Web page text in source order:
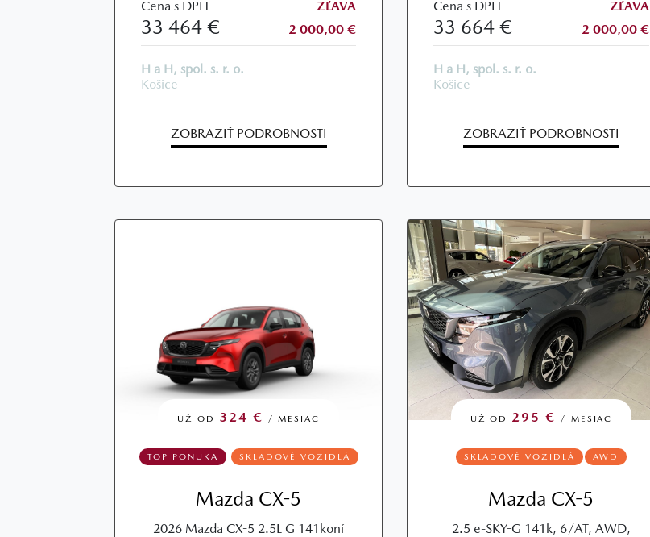
Cena s DPH
33 464 €
ZĽAVA
2 000,00 €
H a H, spol. s. r. o.
Košice
ZOBRAZIŤ PODROBNOSTI
Cena s DPH
33 664 €
ZĽAVA
2 000,00 €
H a H, spol. s. r. o.
Košice
ZOBRAZIŤ PODROBNOSTI
UŽ OD 324 € / MESIAC
TOP PONUKA SKLADOVÉ VOZIDLÁ
Mazda CX-5
2026 Mazda CX-5 2.5L G 141koní
UŽ OD 295 € / MESIAC
SKLADOVÉ VOZIDLÁ AWD
Mazda CX-5
2.5 e-SKY-G 141k, 6/AT, AWD,